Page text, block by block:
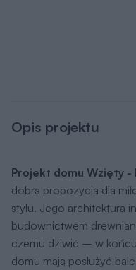
Opis projektu
Projekt domu Wzięty -
dobra propozycja dla
stylu. Jego architektura
budownictwem
czemu dziwić – w
domu mają posłużyć